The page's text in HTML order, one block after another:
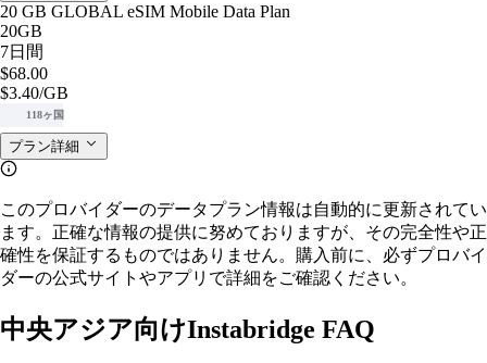
20 GB GLOBAL eSIM Mobile Data Plan
20GB
7日間
$68.00
$3.40/GB
118ヶ国
プラン詳細
このプロバイダーのデータプラン情報は自動的に更新されてい
ます。正確な情報の提供に努めておりますが、その完全性や正
確性を保証するものではありません。購入前に、必ずプロバイ
ダーの公式サイトやアプリで詳細をご確認ください。
中央アジア向けInstabridge FAQ